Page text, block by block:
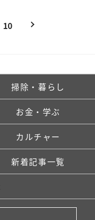
10
掃除・暮らし
お金・学ぶ
カルチャー
新着記事一覧